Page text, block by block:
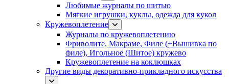
Любимые журналы по шитью
Мягкие игрушки, куклы, одежда для кукол
Кружевоплетение
Журналы по кружевоплетению
Фриволите, Макраме, Филе (+Вышивка по
филе), Игольное (Шитое) кружево
Кружевоплетение на коклюшках
Другие виды декоративно-прикладного искусства